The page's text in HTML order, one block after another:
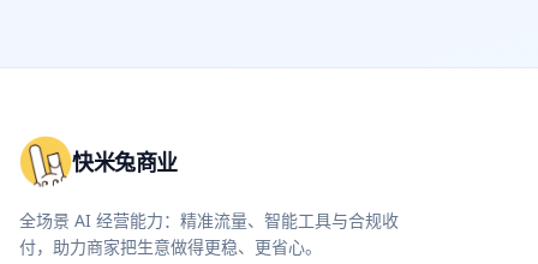
快米兔商业
全场景 AI 经营能力：精准流量、智能工具与合规收
付，助力商家把生意做得更稳、更省心。